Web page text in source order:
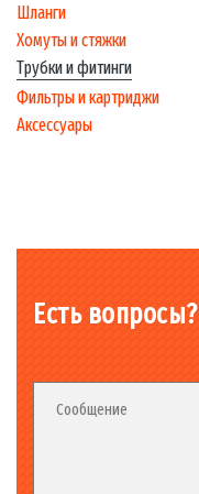
Шланги
Хомуты и стяжки
Трубки и фитинги
Фильтры и картриджи
Аксессуары
Есть вопросы?
Fieldset
Сообщение